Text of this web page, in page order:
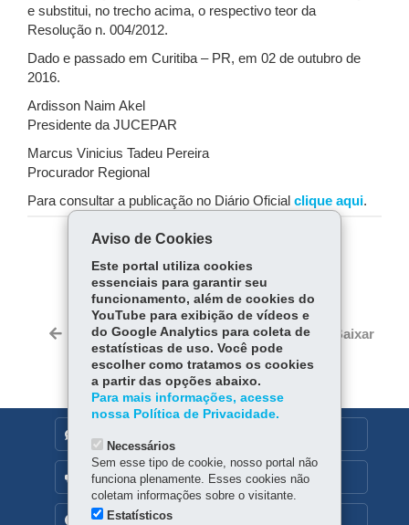
e substitui, no trecho acima, o respectivo teor da
Resolução n. 004/2012.
Dado e passado em Curitiba – PR, em 02 de outubro de
2016.
Ardisson Naim Akel
Presidente da JUCEPAR
Marcus Vinicius Tadeu Pereira
Procurador Regional
Para consultar a publicação no Diário Oficial clique aqui.
Fa
ce
bo
ok
Tw
itt
er
ha
ts
Ap
p
Voltar Início Imprimir Baixar
OUVIDORIA
TRANSPARÊNCIA INSTITUCIONAL
Aviso de Cookies
Este portal utiliza cookies
essenciais para garantir seu
funcionamento, além de cookies do
YouTube para exibição de vídeos e
do Google Analytics para coleta de
estatísticas de uso. Você pode
escolher como tratamos os cookies
a partir das opções abaixo.
Para mais informações, acesse
nossa Política de Privacidade.
Necessários
Sem esse tipo de cookie, nosso portal não
funciona plenamente. Esses cookies não
coletam informações sobre o visitante.
Estatísticos